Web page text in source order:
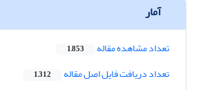
آمار
تعداد مشاهده مقاله 1,853
تعداد دریافت فایل اصل مقاله 1,312